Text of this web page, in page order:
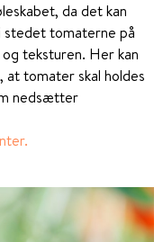
da det kan
tomaterne på
teksturen. Her kan
tomater skal holdes
nedsætter